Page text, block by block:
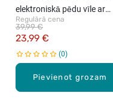
Pievienot grozam
elektroniskā pēdu vīle ar
rullīti
Regulārā cena
23,99 €
39,99 €
0